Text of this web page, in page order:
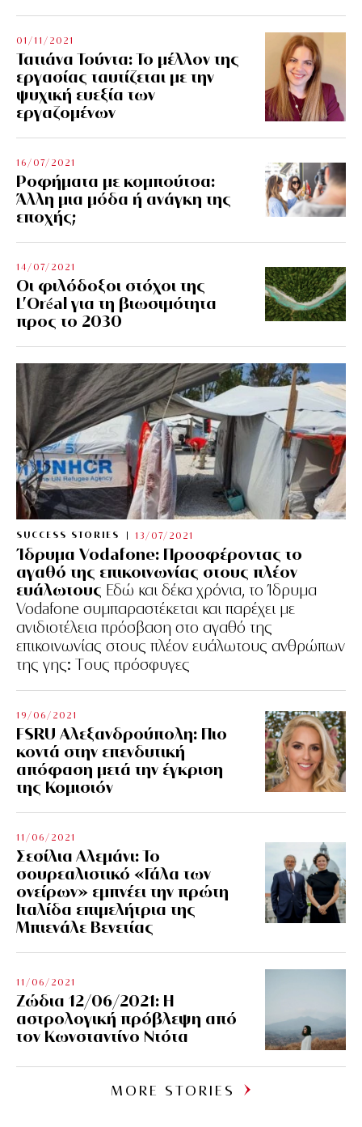
01/11/2021
Τατιάνα Τούντα: Το μέλλον της
εργασίας ταυτίζεται με την
ψυχική ευεξία των
εργαζομένων
16/07/2021
Ροφήματα με κομπούτσα:
Άλλη μια μόδα ή ανάγκη της
εποχής;
14/07/2021
Οι φιλόδοξοι στόχοι της
L’Oréal για τη βιωσιμότητα
προς το 2030
SUCCESS STORIES 13/07/2021
Ίδρυμα Vodafone: Προσφέροντας το
αγαθό της επικοινωνίας στους πλέον
ευάλωτους Εδώ και δέκα χρόνια, το Ίδρυμα
Vodafone συμπαραστέκεται και παρέχει με
ανιδιοτέλεια πρόσβαση στο αγαθό της
επικοινωνίας στους πλέον ευάλωτους ανθρώπων
της γης: Tους πρόσφυγες
19/06/2021
FSRU Αλεξανδρούπολη: Πιο
κοντά στην επενδυτική
απόφαση μετά την έγκριση
της Κομισιόν
11/06/2021
Σεσίλια Αλεμάνι: Το
σουρεαλιστικό «Γάλα των
ονείρων» εμπνέει την πρώτη
Ιταλίδα επιμελήτρια της
Μπιενάλε Βενετίας
11/06/2021
Ζώδια 12/06/2021: Η
αστρολογική πρόβλεψη από
τον Κωνσταντίνο Ντότα
MORE STORIES